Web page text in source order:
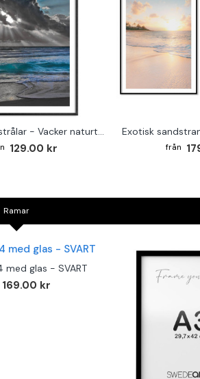
Hav och solstrålar - Vacker naturtavla
129.00 kr
Exotisk
Ramar
med glas - SVART
169.00 kr